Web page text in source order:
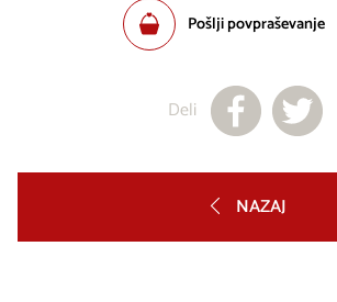
Pošlji povpraševanje
Deli
NAZAJ